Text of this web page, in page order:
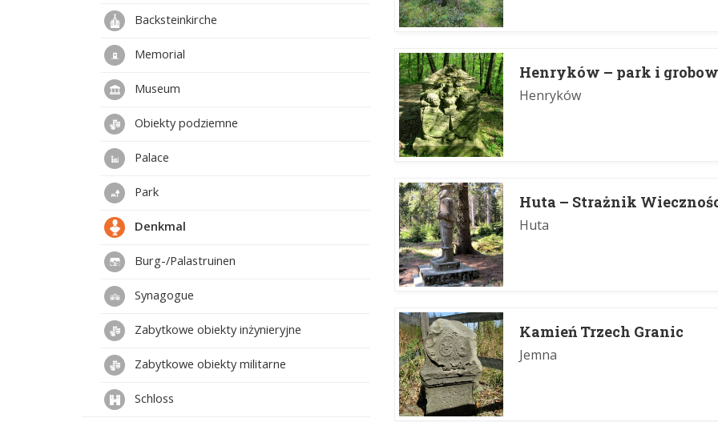
Henryków – park i
Henryków
Huta – Strażnik
Huta
Kamień Trzech Granic
Jemna
Backsteinkirche
Memorial
Museum
Obiekty podziemne
Palace
Park
Denkmal
Burg-/Palastruinen
Synagogue
Zabytkowe obiekty inżynieryjne
Zabytkowe obiekty militarne
Schloss